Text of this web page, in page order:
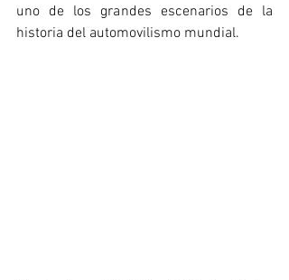
uno de los grandes escenarios de la
historia del automovilismo mundial.